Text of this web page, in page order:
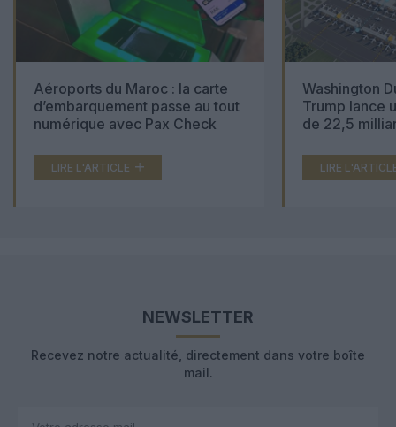
Aéroports du Maroc : la carte
d’embarquement passe au tout
numérique avec Pax Check
LIRE L'ARTICLE
Washington
Trump lance
de 22,5
LIRE
NEWSLETTER
Recevez notre actualité, directement dans votre boîte
mail.